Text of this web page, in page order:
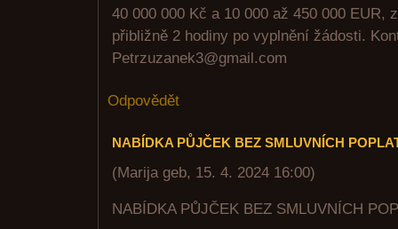
40 000 000 Kč a 10 000 až 450 000 EUR,
přibližně 2 hodiny po vyplnění žádosti.
Petrzuzanek3@gmail.com
Odpovědět
NABÍDKA PŮJČEK BEZ SMLUVNÍCH
(Marija geb, 15. 4. 2024 16:00)
NABÍDKA PŮJČEK BEZ SMLUVNÍCH